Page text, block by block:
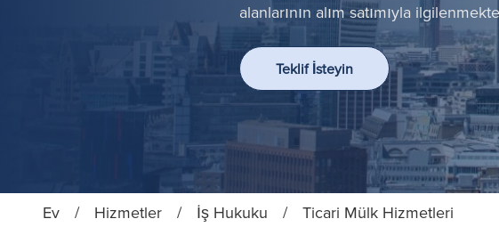
alanlarının alım satımıyla
Teklif İsteyin
Ev / Hizmetler / İş Hukuku / Ticari Mülk Hizmetleri